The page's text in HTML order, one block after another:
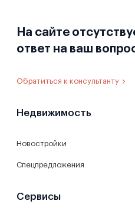
На сайте
ответ на ваш
Обратиться к консультанту
Недвижимость
Новостройки
Спецпредложения
Сервисы